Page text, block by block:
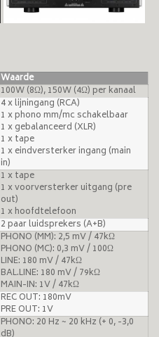
Waarde
100W (8Ω), 150W (4Ω) per kanaal
4 x lijningang (RCA)
1 x phono mm/mc schakelbaar
1 x gebalanceerd (XLR)
1 x tape
1 x eindversterker ingang (main
in)
1 x tape
1 x voorversterker uitgang (pre
out)
1 x hoofdtelefoon
2 paar luidsprekers (A+B)
PHONO (MM): 2,5 mV / 47kΩ
PHONO (MC): 0,3 mV / 100Ω
LINE: 180 mV / 47kΩ
BAL.LINE: 180 mV / 79kΩ
MAIN-IN: 1V / 47kΩ
REC OUT: 180mV
PRE OUT: 1V
PHONO: 20 Hz ~ 20 kHz (+ 0, -3,0